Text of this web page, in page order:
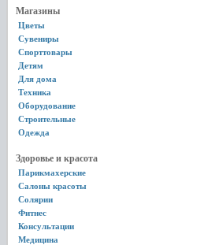
Магазины
Цветы
Сувениры
Спорттовары
Детям
Для дома
Техника
Оборудование
Строительные
Одежда
Здоровье и красота
Парикмахерские
Салоны красоты
Солярии
Фитнес
Консультации
Медицина